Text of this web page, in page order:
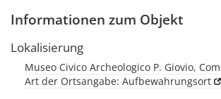
Informationen zum Objekt
Lokalisierung
Museo Civico Archeologico P. Giovio,
Art der Ortsangabe: Aufbewahrungsort